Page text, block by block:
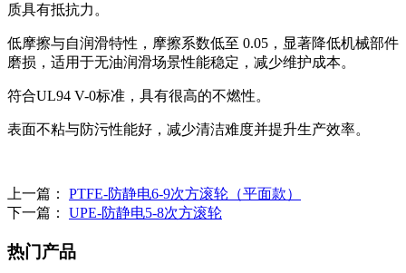
质具有抵抗力。
低摩擦与自润滑特性，摩擦系数低至 0.05，显著降低机械部件
磨损，适用于无油润滑场景性能稳定，减少维护成本。
符合UL94 V-0标准，具有很高的不燃性。
表面不粘与防污性能好，减少清洁难度并提升生产效率。
上一篇： PTFE-防静电6-9次方滚轮（平面款）
下一篇： UPE-防静电5-8次方滚轮
热门产品